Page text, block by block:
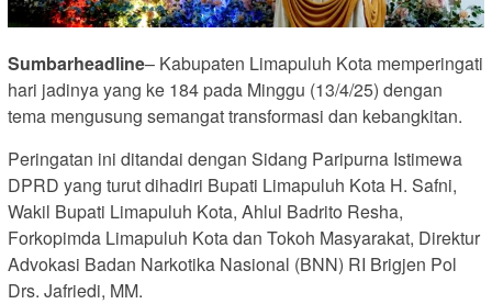
Sumbarheadline– Kabupaten Limapuluh Kota memperingati
hari jadinya yang ke 184 pada Minggu (13/4/25) dengan
tema mengusung semangat transformasi dan kebangkitan.
Peringatan ini ditandai dengan Sidang Paripurna Istimewa
DPRD yang turut dihadiri Bupati Limapuluh Kota H. Safni,
Wakil Bupati Limapuluh Kota, Ahlul Badrito Resha,
Forkopimda Limapuluh Kota dan Tokoh Masyarakat, Direktur
Advokasi Badan Narkotika Nasional (BNN) RI Brigjen Pol
Drs. Jafriedi, MM.